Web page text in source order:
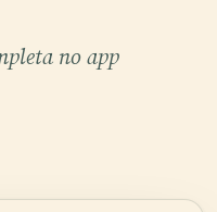
no app